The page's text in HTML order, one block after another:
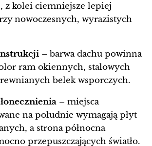
z kolei ciemniejsze lepiej
nowoczesnych, wyrazistych
– barwa dachu powinna
ram okiennych, stalowych
belek wsporczych.
– miejsca
na południe wymagają płyt
a strona północna
przepuszczających światło.